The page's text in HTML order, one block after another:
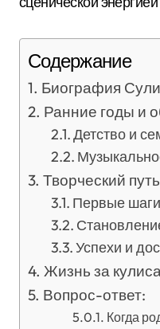
Содержание
Биография
Ранние годы и
Детство и
Творческий путь
Первые
Успехи и
Жизнь за
Вопрос-ответ:
Когда